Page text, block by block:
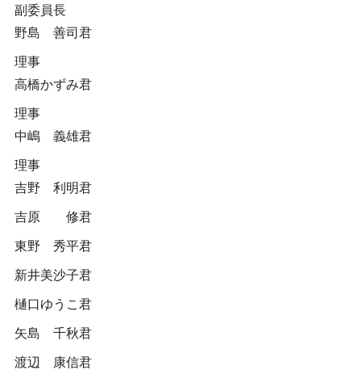
副委員長
野島 善司君
理事
高橋かずみ君
理事
中嶋 義雄君
理事
吉野 利明君
吉原 修君
東野 秀平君
新井美沙子君
樋口ゆうこ君
矢島 千秋君
渡辺 康信君